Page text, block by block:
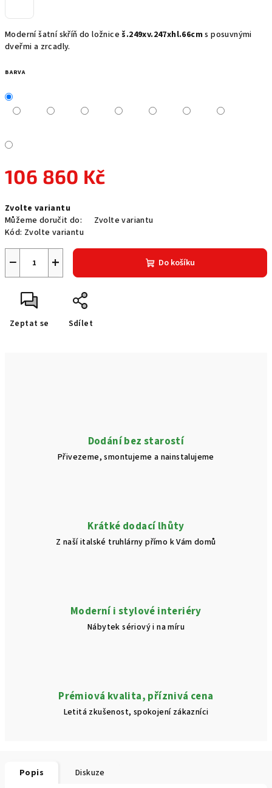
Moderní šatní skříň do ložniceš.249xv.247xhl.66cm s posuvnými
dveřmi a zrcadly.
BARVA
106 860 Kč
cena:
Zvolte variantu
Můžeme doručit do:
Zvolte variantu
Kód: Zvolte variantu
+
− Do košíku
Zeptat se Sdílet
Dodání bez starostí
Přivezeme, smontujeme a nainstalujeme
Krátké dodací lhůty
Z naší italské truhlárny přímo k Vám domů
Moderní i stylové interiéry
Nábytek sériový i na míru
Prémiová kvalita, příznivá cena
Letitá zkušenost, spokojení zákazníci
Popis Diskuze